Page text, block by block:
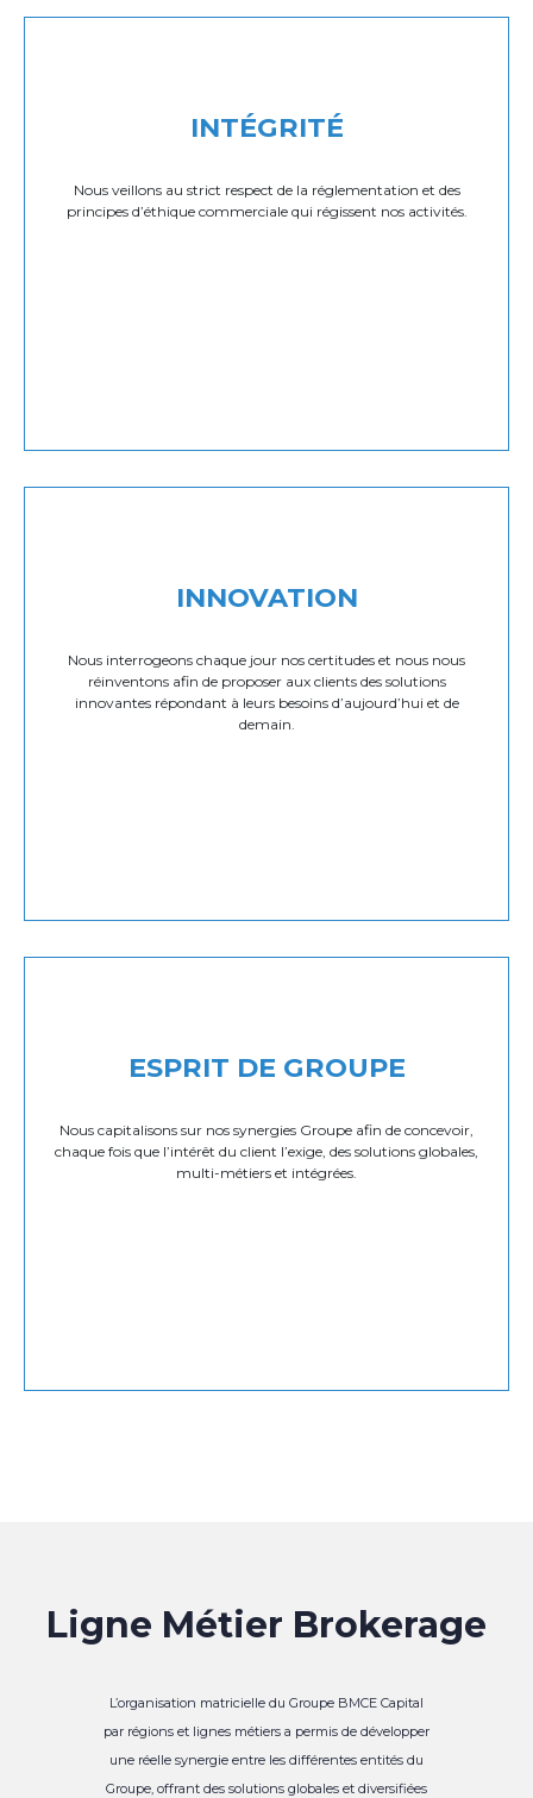
INTÉGRITÉ
Nous veillons au strict respect de la réglementation et des
principes d’éthique commerciale qui régissent nos activités.
INNOVATION
Nous interrogeons chaque jour nos certitudes et nous nous
réinventons afin de proposer aux clients des solutions
innovantes répondant à leurs besoins d’aujourd’hui et de
demain.
ESPRIT DE GROUPE
Nous capitalisons sur nos synergies Groupe afin de concevoir,
chaque fois que l’intérêt du client l’exige, des solutions globales,
multi-métiers et intégrées.
Ligne Métier Brokerage
L’organisation matricielle du Groupe BMCE Capital
par régions et lignes métiers a permis de développer
une réelle synergie entre les différentes entités du
Groupe, offrant des solutions globales et diversifiées